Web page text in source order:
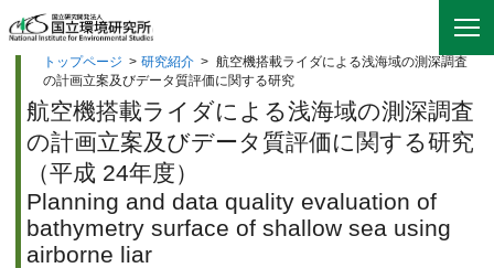
トップページ > 研究紹介 > 航空機搭載ライダによる浅海域の測深調査
の計画立案及びデータ質評価に関する研究
航空機搭載ライダによる浅海域の測深調査
の計画立案及びデータ質評価に関する研究
（平成 24年度）
Planning and data quality evaluation of
bathymetry surface of shallow sea using
airborne liar